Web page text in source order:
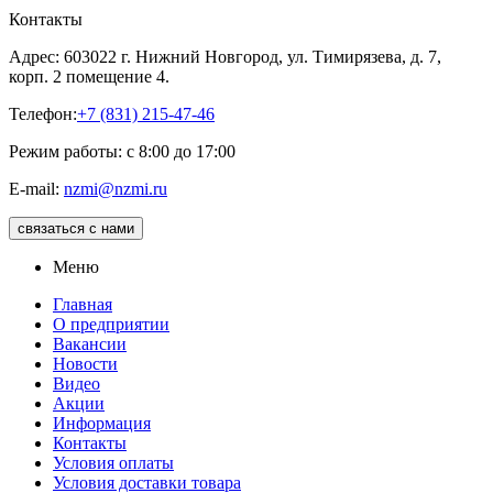
Контакты
Адрес: 603022 г. Нижний Новгород, ул. Тимирязева, д. 7,
корп. 2 помещение 4.
Телефон:+7 (831) 215-47-46
Режим работы: с 8:00 до 17:00
E-mail: nzmi@nzmi.ru
связаться с нами
Меню
Главная
О предприятии
Вакансии
Новости
Видео
Акции
Информация
Контакты
Условия оплаты
Условия доставки товара